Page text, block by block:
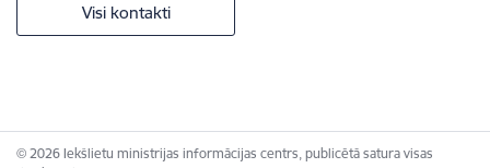
Visi kontakti
© 2026 Iekšlietu ministrijas informācijas centrs, publicētā satura visas